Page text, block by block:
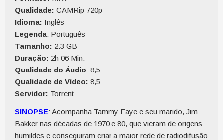
Qualidade: CAMRip 720p
Idioma: Inglês
Legenda: Português
Tamanho: 2.3 GB
Duração: 2h 06 Min.
Qualidade do Áudio: 8,5
Qualidade de Vídeo: 8,5
Servidor: Torrent
SINOPSE: Acompanha Tammy Faye e seu marido, Jim
Bakker nas décadas de 1970 e 80, que vieram de origens
humildes e conseguiram criar a maior rede de radiodifusão